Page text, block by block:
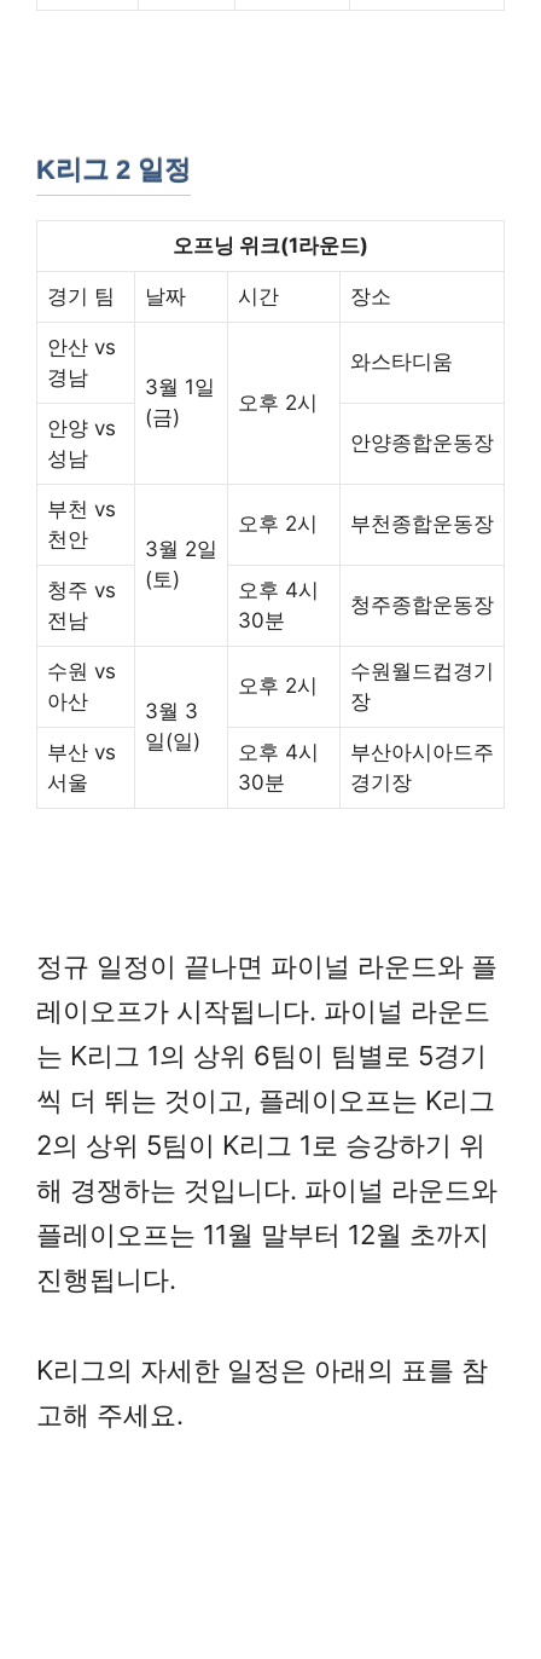
K리그 2 일정
오프닝 위크(1라운드)
경기 팀 날짜 시간 장소
안산 vs
경남
3월 1일
(금)
오후 2시
와스타디움
안양 vs
성남
안양종합운동장
부천 vs
천안
3월 2일
(토)
오후 2시 부천종합운동장
청주 vs
전남
오후 4시
30분
청주종합운동장
수원 vs
아산
3월 3
일(일)
오후 2시
수원월드컵경기
장
부산 vs
서울
오후 4시
30분
부산아시아드주
경기장
정규 일정이 끝나면 파이널 라운드와 플
레이오프가 시작됩니다. 파이널 라운드
는 K리그 1의 상위 6팀이 팀별로 5경기
씩 더 뛰는 것이고, 플레이오프는 K리그
2의 상위 5팀이 K리그 1로 승강하기 위
해 경쟁하는 것입니다. 파이널 라운드와
플레이오프는 11월 말부터 12월 초까지
진행됩니다.
K리그의 자세한 일정은 아래의 표를 참
고해 주세요.